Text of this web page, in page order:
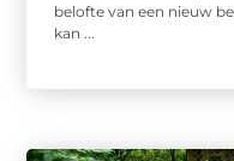
belofte van een nieuw
kan ...